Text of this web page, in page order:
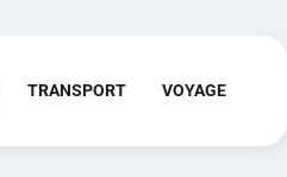
TRANSPORT VOYAGE